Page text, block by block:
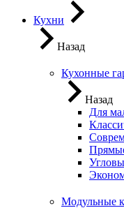
Кухни
Назад
Кухонные
Назад
Для
Модульные